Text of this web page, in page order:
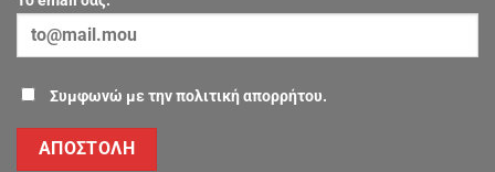
Hugo
Συμφωνώ με την πολιτική απορρήτου.